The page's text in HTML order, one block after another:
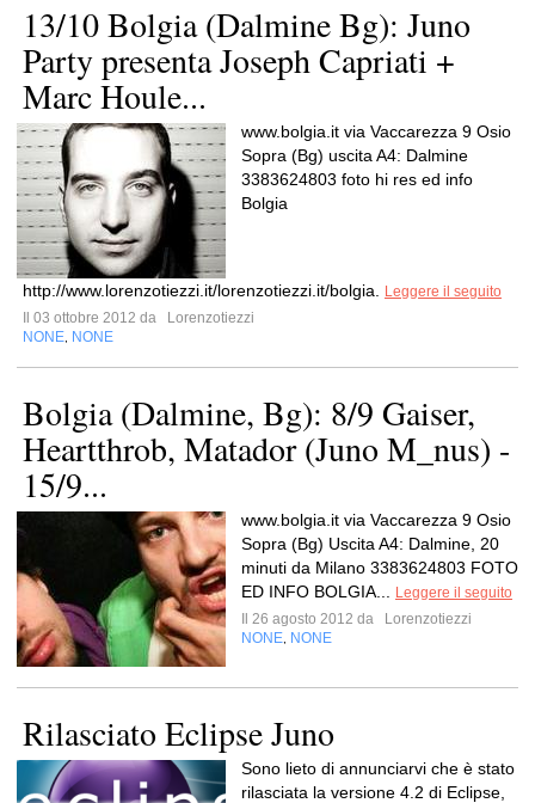
13/10 Bolgia (Dalmine Bg): Juno
Party presenta Joseph Capriati +
Marc Houle...
www.bolgia.it via Vaccarezza 9 Osio
Sopra (Bg) uscita A4: Dalmine
3383624803 foto hi res ed info
Bolgia
http://www.lorenzotiezzi.it/lorenzotiezzi.it/bolgia.
Leggere il seguito
Il 03 ottobre 2012 da
Lorenzotiezzi
NONE NONE
Bolgia (Dalmine, Bg): 8/9 Gaiser,
Heartthrob, Matador (Juno M_nus) -
15/9...
www.bolgia.it via Vaccarezza 9 Osio
Sopra (Bg) Uscita A4: Dalmine, 20
minuti da Milano 3383624803 FOTO
ED INFO BOLGIA...
Leggere il seguito
Il 26 agosto 2012 da
Lorenzotiezzi
NONE NONE
Rilasciato Eclipse Juno
Sono lieto di annunciarvi che è stato
rilasciata la versione 4.2 di Eclipse,